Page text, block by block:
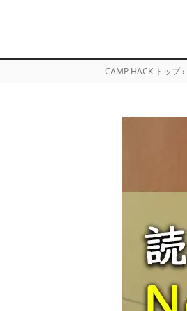
CAMP HACK トップ ›